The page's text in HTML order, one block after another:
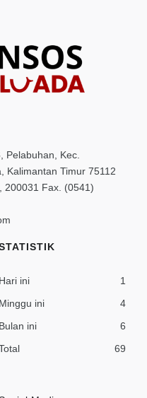
Pelabuhan, Kec.
Kalimantan Timur 75112
200031 Fax. (0541)
Hari ini
1
Minggu ini
4
Bulan ini
6
69